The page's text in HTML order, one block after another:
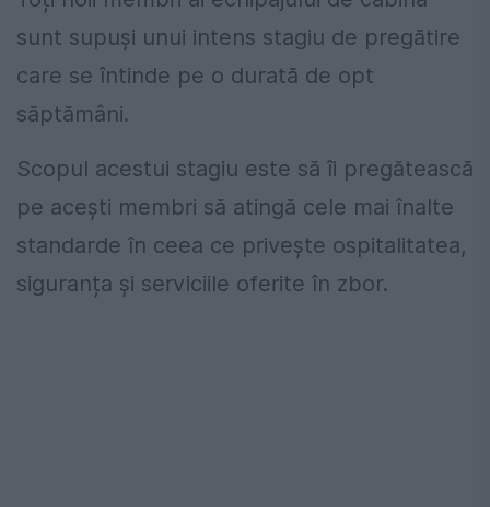
sunt supuși unui intens stagiu de pregătire
care se întinde pe o durată de opt
săptămâni.
Scopul acestui stagiu este să îi pregătească
pe acești membri să atingă cele mai înalte
standarde în ceea ce privește ospitalitatea,
siguranța și serviciile oferite în zbor.